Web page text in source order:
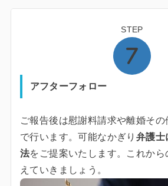
STEP
アフターフォロー
ご報告後は慰謝料請求や離婚そ
で行います。可能なかぎり 弁護士
法をご提案いたします。これか
えていきましょう。